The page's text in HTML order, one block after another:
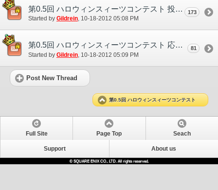
第0.5回 ハロウィンスィーツコンテスト 投票用スレッド
Started by Gildrein‎, 10-18-2012 05:08 PM
173
第0.5回 ハロウィンスィーツコンテスト 応募用スレッド
Started by Gildrein ‎, 10-18-2012 05:09 PM
81
Post New Thread
第0.5回 ハロウィンスィーツコンテスト
Full Site Page Top Seach
Support About us
© SQUARE ENIX CO., LTD. All rights reserved.